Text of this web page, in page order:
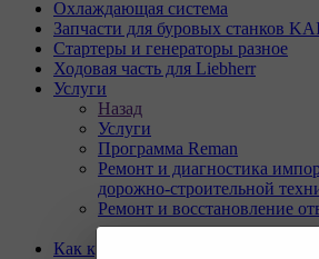
Охлаждающая система
Запчасти для буровых станков
Стартеры и генераторы разное
Ходовая часть для Liebherr
Услуги
Назад
Услуги
Программа Reman
Ремонт и диагностика
дорожно-строительной
Ремонт и восстановление
спецтехники
Как купить